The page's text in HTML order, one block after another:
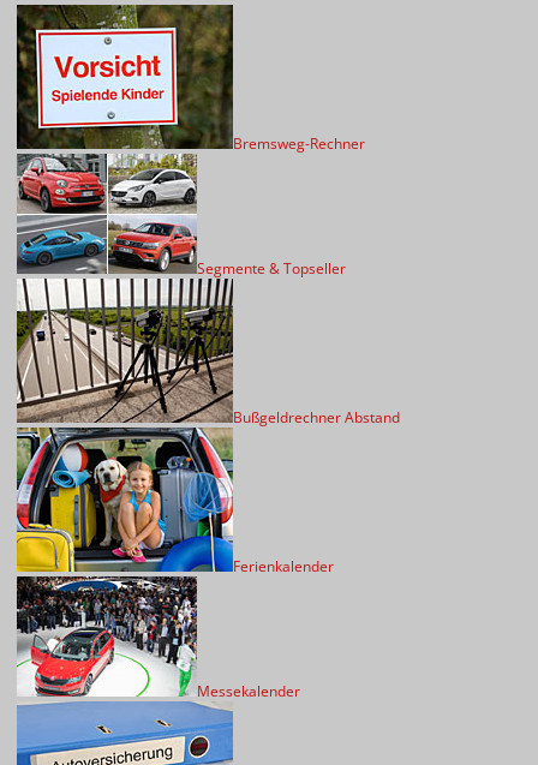
Bremsweg-Rechner
Segmente & Topseller
Bußgeldrechner Abstand
Ferienkalender
Messekalender